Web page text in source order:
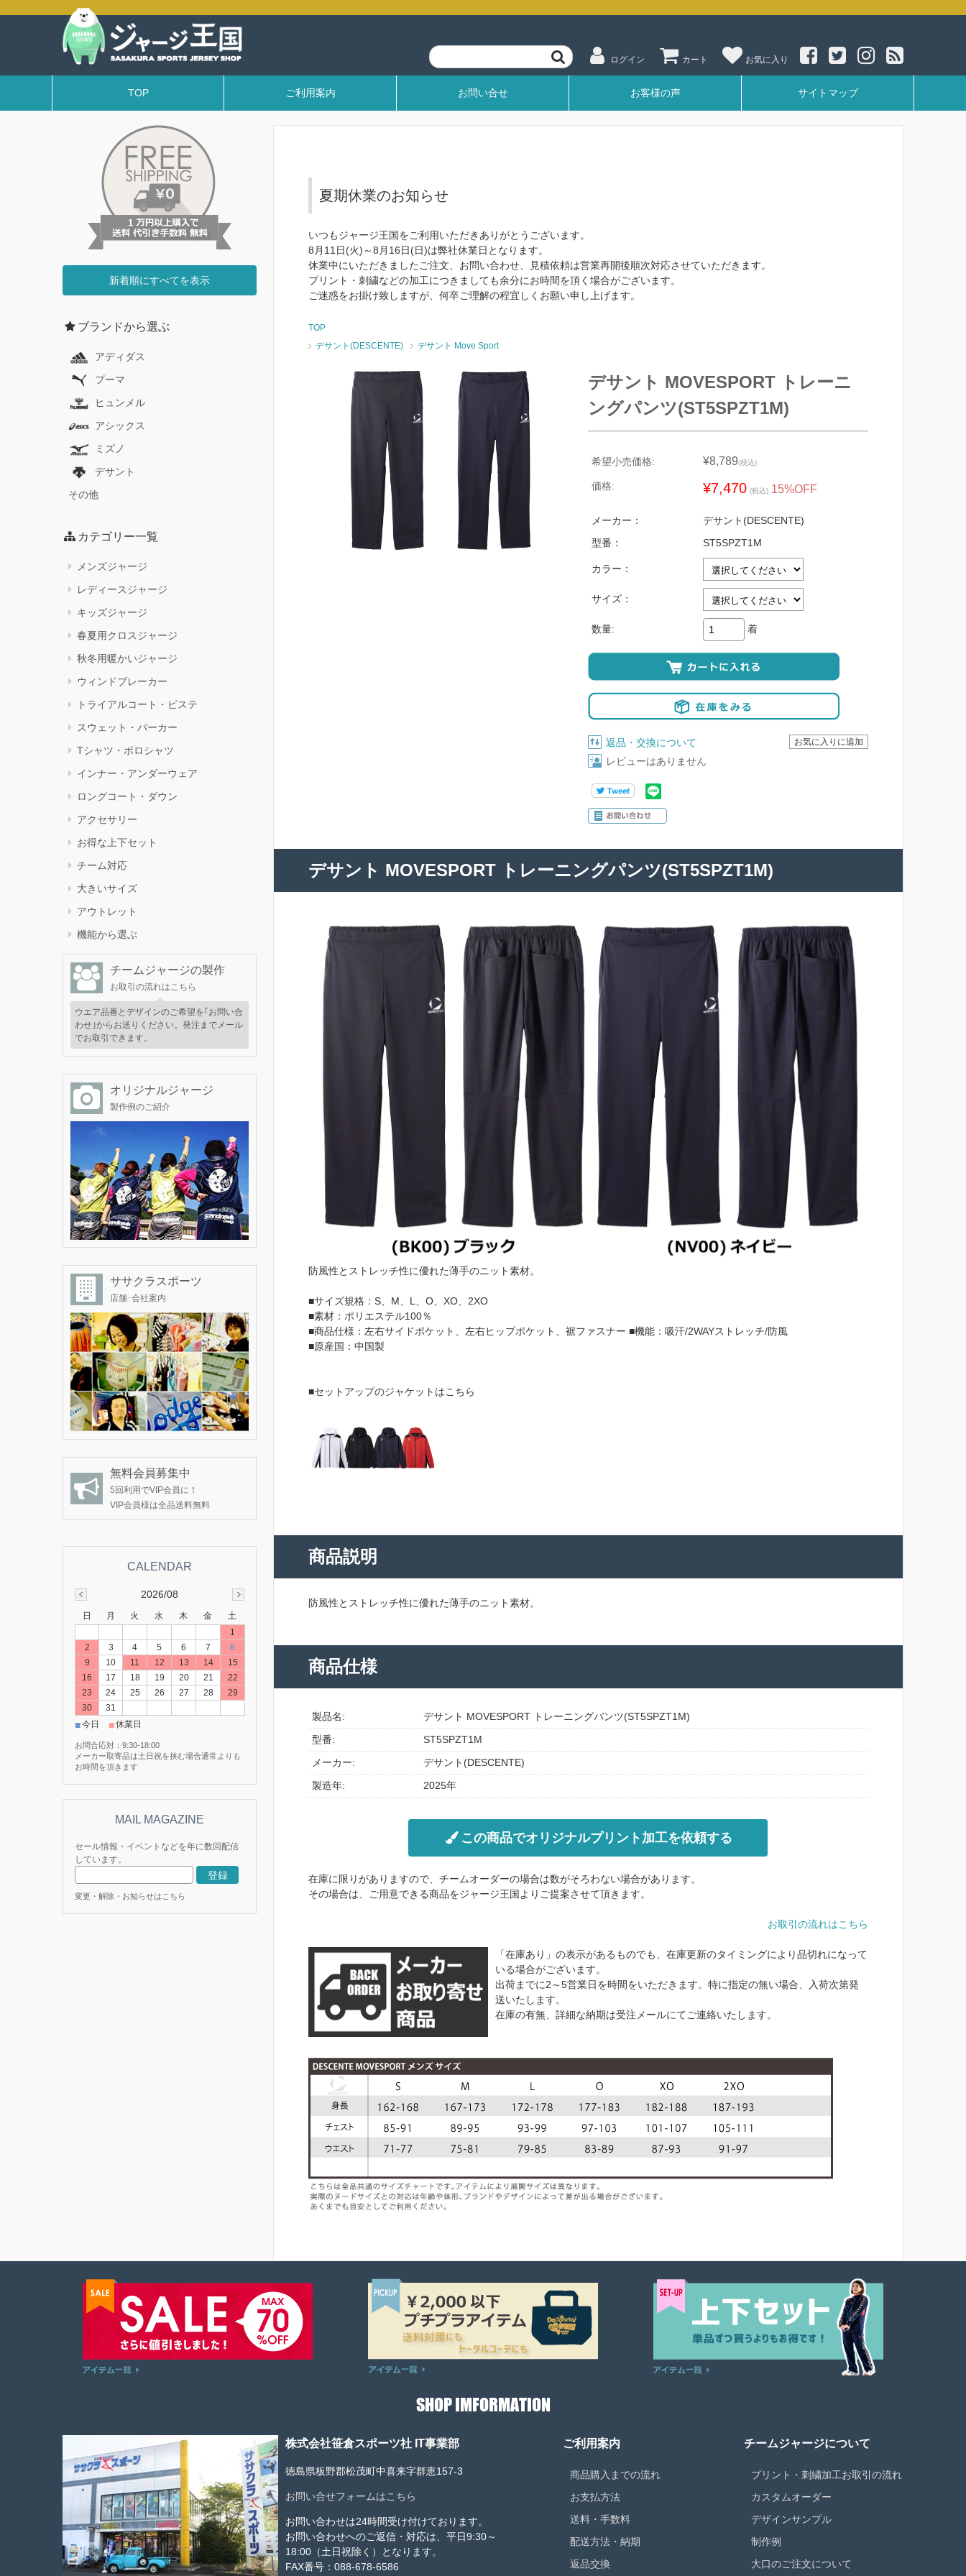
ログイン カート お気に入り
TOP ご利用案内 お問い合せ お客様の声 サイトマップ
夏期休業のお知らせ
いつもジャージ王国をご利用いただきありがとうございます。
8月11日(火)～8月16日(日)は弊社休業日となります。
休業中にいただきましたご注文、お問い合わせ、見積依頼は営業再開後順次対応させていただきます。
プリント・刺繍などの加工につきましても余分にお時間を頂く場合がございます。
ご迷惑をお掛け致しますが、何卒ご理解の程宜しくお願い申し上げます。
TOP
デサント(DESCENTE)
デサント Move Sport
デサント MOVESPORT トレーニ
ングパンツ(ST5SPZT1M)
希望小売価格: ¥8,789(税込)
価格: ¥7,470 (税込) 15%OFF
メーカー：
デサント(DESCENTE)
型番：
ST5SPZT1M
カラー：
サイズ：
数量: 着
返品・交換について
レビューはありません
デサント MOVESPORT トレーニングパンツ(ST5SPZT1M)
防風性とストレッチ性に優れた薄手のニット素材。
■サイズ規格：S、M、L、O、XO、2XO
■素材：ポリエステル100％
■商品仕様：左右サイドポケット、左右ヒップポケット、裾ファスナー ■機能：吸汗/2WAYストレッチ/防風
■原産国：中国製
■セットアップのジャケットはこちら
商品説明
防風性とストレッチ性に優れた薄手のニット素材。
商品仕様
製品名:
デサント MOVESPORT トレーニングパンツ(ST5SPZT1M)
型番:
ST5SPZT1M
メーカー:
デサント(DESCENTE)
製造年:
2025年
この商品でオリジナルプリント加工を依頼する
在庫に限りがありますので、チームオーダーの場合は数がそろわない場合があります。
その場合は、ご用意できる商品をジャージ王国よりご提案させて頂きます。
お取引の流れはこちら
「在庫あり」の表示があるものでも、在庫更新のタイミングにより品切れになって
いる場合がございます。
出荷までに2～5営業日を時間をいただきます。特に指定の無い場合、入荷次第発
送いたします。
在庫の有無、詳細な納期は受注メールにてご連絡いたします。
新着順にすべてを表示
ブランドから選ぶ
アディダス
プーマ
ヒュンメル
アシックス
ミズノ
デサント
その他
カテゴリー一覧
メンズジャージ
レディースジャージ
キッズジャージ
春夏用クロスジャージ
秋冬用暖かいジャージ
ウィンドブレーカー
トライアルコート・ピステ
スウェット・パーカー
Tシャツ・ポロシャツ
インナー・アンダーウェア
ロングコート・ダウン
アクセサリー
お得な上下セット
チーム対応
大きいサイズ
アウトレット
機能から選ぶ
チームジャージの製作
お取引の流れはこちら
ウエア品番とデザインのご希望を｢お問い合
わせ｣からお送りください。発注までメール
でお取引できます。
オリジナルジャージ
製作例のご紹介
ササクラスポーツ
店舗･会社案内
無料会員募集中
5回利用でVIP会員に！
VIP会員様は全品送料無料
2026/08
日 月 火 水 木 金
土
1
2
3 4 5 6 7
8
9
10 11 12 13 14
15
16
17 18 19 20 21
22
23
24 25 26 27 28
29
30
31
■今日 ■休業日
お問合応対：9:30-18:00
メーカー取寄品は土日祝を挟む場合通常よりも
お時間を頂きます
セール情報・イベントなどを年に数回配信
しています。
変更・解除・お知らせはこちら
SHOP IMFORMATION
株式会社笹倉スポーツ社 IT事業部
徳島県板野郡松茂町中喜来字群恵157-3
お問い合せフォームはこちら
お問い合わせは24時間受け付けております。
お問い合わせへのご返信・対応は、平日9:30～
18:00（土日祝除く）となります。
FAX番号：088-678-6586
ご利用案内
商品購入までの流れ
お支払方法
送料・手数料
配送方法・納期
返品交換
チームジャージについて
プリント・刺繍加工お取引の流れ
カスタムオーダー
デザインサンプル
制作例
大口のご注文について